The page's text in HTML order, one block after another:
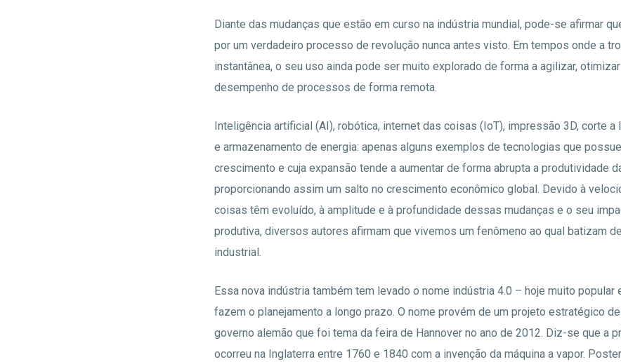
Diante das mudanças que estão em curso na indústria mundial, pode-se afirmar
por um verdadeiro processo de revolução nunca antes visto. Em tempos onde a
instantânea, o seu uso ainda pode ser muito explorado de forma a agilizar,
desempenho de processos de forma remota.
Inteligência artificial (AI), robótica, internet das coisas (IoT), impressão 3D, corte a
e armazenamento de energia: apenas alguns exemplos de tecnologias que
crescimento e cuja expansão tende a aumentar de forma abrupta a produtividade
proporcionando assim um salto no crescimento econômico global. Devido à
coisas têm evoluído, à amplitude e à profundidade dessas mudanças e o seu
produtiva, diversos autores afirmam que vivemos um fenômeno ao qual batizam
industrial.
Essa nova indústria também tem levado o nome indústria 4.0 – hoje muito popular
fazem o planejamento a longo prazo. O nome provém de um projeto estratégico
governo alemão que foi tema da feira de Hannover no ano de 2012. Diz-se que a
ocorreu na Inglaterra entre 1760 e 1840 com a invenção da máquina a vapor.